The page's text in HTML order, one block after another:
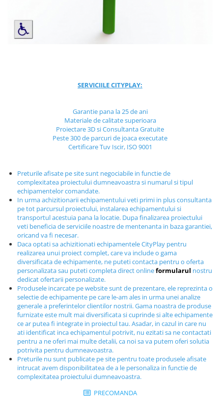
Echipamente de catarat
Trasee echilibristica
Ciclism
Street Workout
Terenuri Multisport
Trasee Ninja
Echipamente fitness
Mese de jocuri
MOBILIER URBAN
Garduri/Imprejmuiri
Cosuri de gunoi
Panouri pentru informare/Marcaje
Foisoare si pergole
Rastel Biciclete
Banci
SERVICIILE CITYPLAY:
Garantie pana la 25 de ani
Materiale de calitate superioara
Proiectare 3D si Consultanta Gratuite
Peste 300 de parcuri de joaca executate
Certificare Tuv Iscir, ISO 9001
Preturile afisate pe site sunt negociabile in functie de
complexitatea proiectului dumneavoastra si numarul si tipul
echipamentelor comandate.
In urma achizitionarii echipamentului veti primi in plus consultanta
pe tot parcursul proiectului, instalarea echipamentului si
transportul acestuia pana la locatie. Dupa finalizarea proiectului
veti beneficia de serviciile noastre de mentenanta in baza garantiei,
oricand va fi necesar.
Daca optati sa achizitionati echipamentele CityPlay pentru
realizarea unui proiect complet, care va include o gama
diversificata de echipamente, ne puteti contacta pentru o oferta
personalizata sau puteti completa direct onlineformularul nostru
dedicat ofertarii personalizate.
Produsele incarcate pe website sunt de prezentare, ele reprezinta o
selectie de echipamente pe care le-am ales in urma unei analize
generale a preferintelor clientilor nostrii. Gama noastra de produse
furnizate este mult mai diversificata si cuprinde si alte echipamente
ce ar putea fi integrate in proiectul tau. Asadar, in cazul in care nu
ati identificat inca echipamentul potrivit, nu ezitati sa ne contactati
pentru a ne oferi mai multe detalii, ca noi sa va putem oferi solutia
potrivita pentru dumneavoastra.
Preturile nu sunt publicate pe site pentru toate produsele afisate
intrucat avem disponibilitatea de a le personaliza in functie de
complexitatea proiectului dumneavoastra.
PRECOMANDA